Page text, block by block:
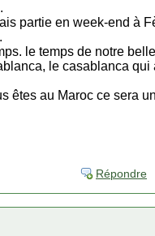
partie en week-end à
le temps de notre
le casablanca
êtes au Maroc ce sera
Répondre